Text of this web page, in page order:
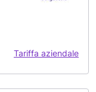
Tariffa aziendale